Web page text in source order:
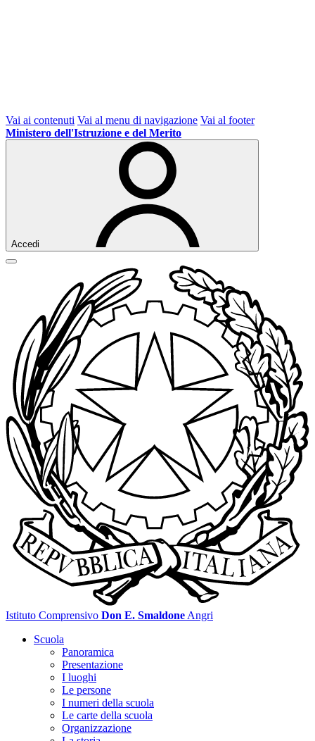
Vai ai contenuti Vai al menu di navigazione Vai al footer
Ministero dell'Istruzione e del Merito
Accedi
Istituto Comprensivo Don E. Smaldone Angri
Scuola
Panoramica
Presentazione
I luoghi
Le persone
I numeri della scuola
Le carte della scuola
Organizzazione